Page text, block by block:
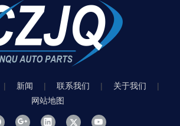
| 新闻 | 联系我们 | 关于我们
|
网站地图